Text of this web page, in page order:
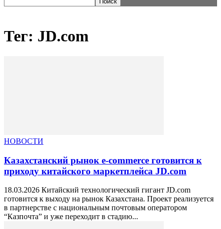
Тег: JD.com
НОВОСТИ
Казахстанский рынок e-commerce готовится к
приходу китайского маркетплейса JD.com
18.03.2026 Китайский технологический гигант JD.com
готовится к выходу на рынок Казахстана. Проект реализуется
в партнерстве с национальным почтовым оператором
“Казпочта” и уже переходит в стадию...